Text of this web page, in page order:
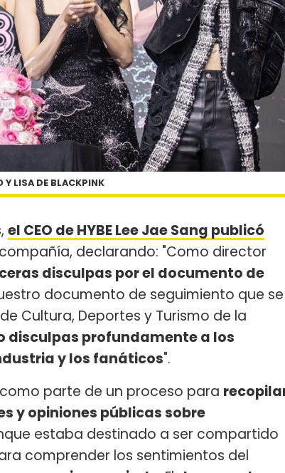
Y LISA DE BLACKPINK
el CEO de HYBE Lee Jae Sang publicó
declarando: "Como director
disculpas por el documento de
documento de seguimiento que se
Cultura, Deportes y Turismo de la
disculpas profundamente a los
y los fanáticos".
parte de un proceso para
y opiniones públicas sobre
estaba destinado a ser compartido
comprender los sentimientos del